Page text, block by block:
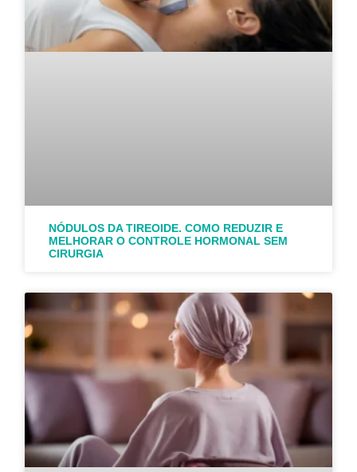
NÓDULOS DA TIREOIDE. COMO REDUZIR E
MELHORAR O CONTROLE HORMONAL SEM
CIRURGIA